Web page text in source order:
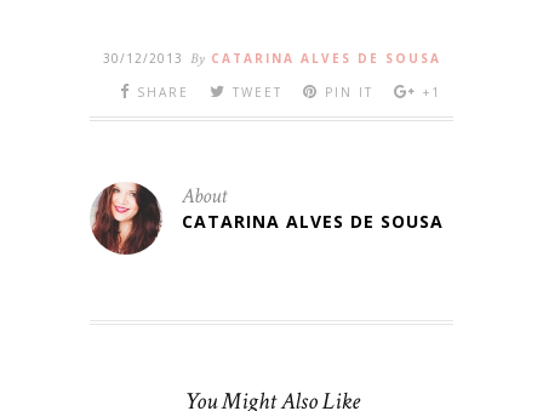
30/12/2013 By CATARINA ALVES DE SOUSA
SHARE
TWEET PIN IT +1
About
CATARINA ALVES DE SOUSA
You Might Also Like